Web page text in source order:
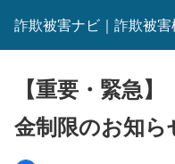
詐欺被害ナビ｜詐欺被害
【重要・緊急
金制限のお知ら